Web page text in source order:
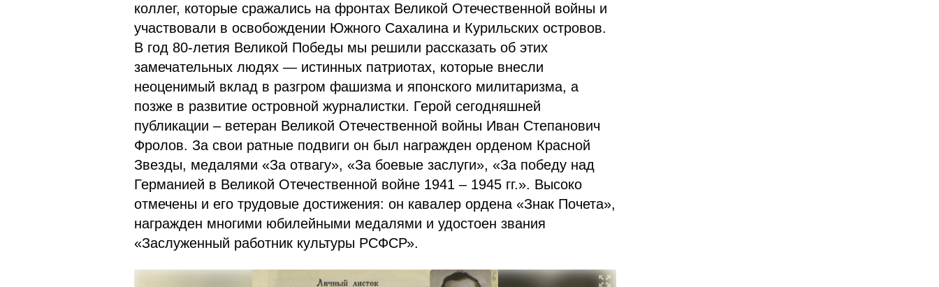
коллег, которые сражались на фронтах Великой Отечественной войны и
участвовали в освобождении Южного Сахалина и Курильских островов.
В год 80-летия Великой Победы мы решили рассказать об этих
замечательных людях — истинных патриотах, которые внесли
неоценимый вклад в разгром фашизма и японского милитаризма, а
позже в развитие островной журналистки. Герой сегодняшней
публикации – ветеран Великой Отечественной войны Иван Степанович
Фролов. За свои ратные подвиги он был награжден орденом Красной
Звезды, медалями «За отвагу», «За боевые заслуги», «За победу над
Германией в Великой Отечественной войне 1941 – 1945 гг.». Высоко
отмечены и его трудовые достижения: он кавалер ордена «Знак Почета»,
награжден многими юбилейными медалями и удостоен звания
«Заслуженный работник культуры РСФСР».